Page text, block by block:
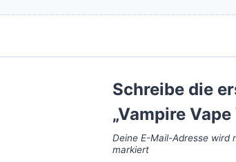
Schreibe die
„Vampire
Deine E-Mail-Adresse wird
markiert